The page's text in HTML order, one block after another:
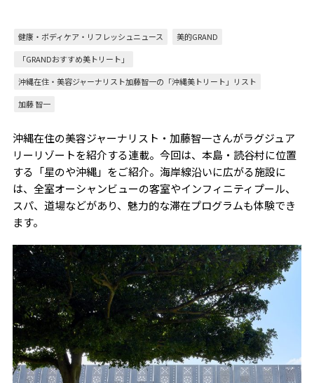
健康・ボディケア・リフレッシュニュース
美的GRAND
「GRANDおすすめ美トリート」
沖縄在住・美容ジャーナリスト加藤智一の「沖縄美トリート」リスト
加藤 智一
沖縄在住の美容ジャーナリスト・加藤智一さんがラグジュア
リーリゾートを紹介する連載。今回は、本島・読谷村に位置
する「星のや沖縄」をご紹介。海岸線沿いに広がる施設に
は、全室オーシャンビューの客室やインフィニティプール、
スパ、道場などがあり、魅力的な滞在プログラムも体験でき
ます。